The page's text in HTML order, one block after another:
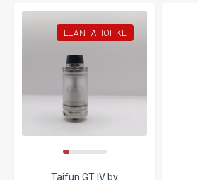
ΕΞΑΝΤΛΉΘΗΚΕ
Taifun GT IV by